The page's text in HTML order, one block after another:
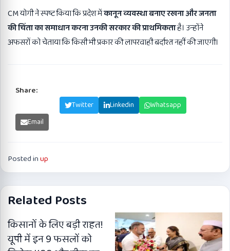
CM योगी ने स्पष्ट किया कि प्रदेश मेंकानून व्यवस्था बनाए रखना और जनता
की चिंता का समाधान करना उनकी सरकार की प्राथमिकताहै। उन्होंने
अफसरों को चेताया कि किसी भी प्रकार की लापरवाही बर्दाश्त नहीं की जाएगी।
Share:
Twitter Linkedin
Whatsapp
Email
Posted inup
Related Posts
किसानों के लिए बड़ी राहत!
यूपी में इन 9 फसलों को